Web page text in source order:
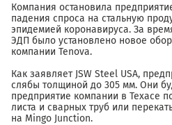
Компания остановила
падения спроса на стальную
эпидемией коронавируса. За
ЭДП было установлено новое
компании Tenova.
Как заявляет JSW Steel USA,
слябы толщиной до 305 мм. Они
предприятие компании в Техасе
листа и сварных труб или
на Mingo Junction.